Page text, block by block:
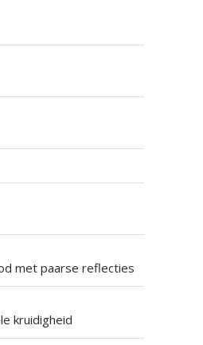
met paarse reflecties
kruidigheid